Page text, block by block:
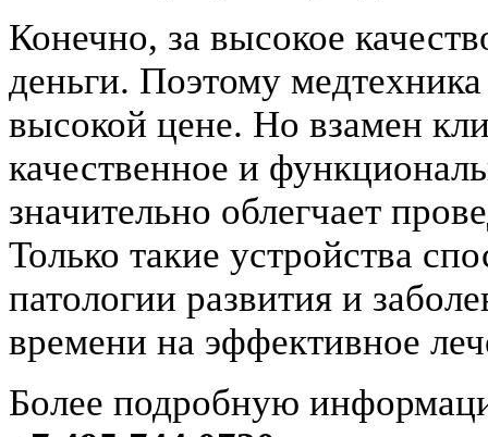
Конечно, за высокое
деньги. Поэтому
высокой цене. Но взамен
качественное и
значительно облегчает
Только такие устройства
патологии развития и
времени на эффективное
Более подробную